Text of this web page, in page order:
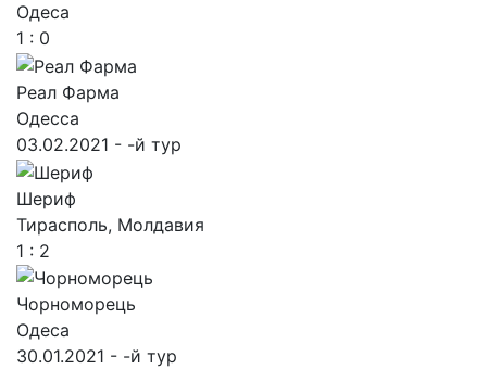
Одеса
1 : 0
Реал Фарма
Одесса
03.02.2021 - -й тур
Шериф
Тирасполь, Молдавия
1 : 2
Чорноморець
Одеса
30.01.2021 - -й тур